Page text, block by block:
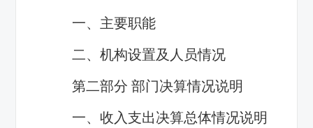
一、主要职能
二、机构设置及人员情况
第二部分 部门决算情况说明
一、收入支出决算总体情况说明